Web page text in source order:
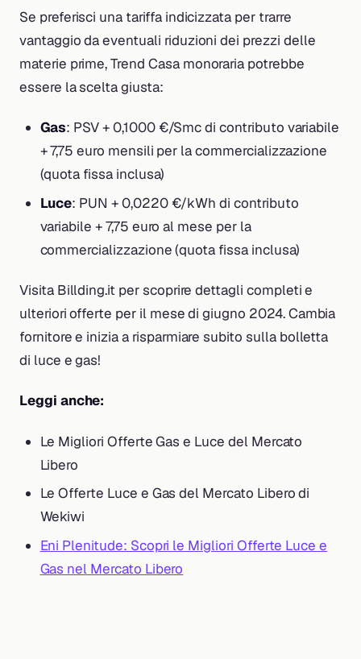
Se preferisci una tariffa indicizzata per trarre
vantaggio da eventuali riduzioni dei prezzi delle
materie prime, Trend Casa monoraria potrebbe
essere la scelta giusta:
Gas: PSV + 0,1000 €/Smc di contributo variabile
+ 7,75 euro mensili per la commercializzazione
(quota fissa inclusa)
Luce: PUN + 0,0220 €/kWh di contributo
variabile + 7,75 euro al mese per la
commercializzazione (quota fissa inclusa)
Visita Billding.it per scoprire dettagli completi e
ulteriori offerte per il mese di giugno 2024. Cambia
fornitore e inizia a risparmiare subito sulla bolletta
di luce e gas!
Leggi anche:
Le Migliori Offerte Gas e Luce del Mercato
Libero
Le Offerte Luce e Gas del Mercato Libero di
Wekiwi
Eni Plenitude: Scopri le Migliori Offerte Luce e
Gas nel Mercato Libero